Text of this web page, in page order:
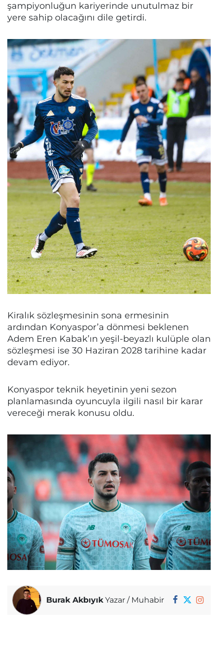
şampiyonluğun kariyerinde unutulmaz bir
yere sahip olacağını dile getirdi.
Kiralık sözleşmesinin sona ermesinin
ardından Konyaspor’a dönmesi beklenen
Adem Eren Kabak’ın yeşil-beyazlı kulüple olan
sözleşmesi ise 30 Haziran 2028 tarihine kadar
devam ediyor.
Konyaspor teknik heyetinin yeni sezon
planlamasında oyuncuyla ilgili nasıl bir karar
vereceği merak konusu oldu.
Burak AkbıyıkYazar / Muhabir